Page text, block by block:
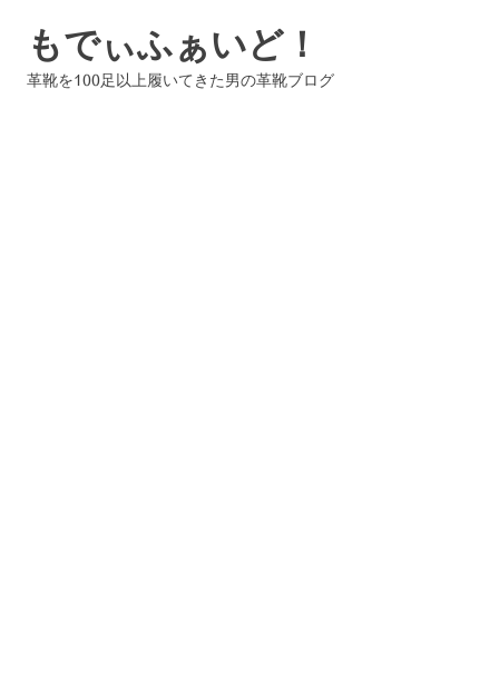
もでぃふぁいど！
革靴を100足以上履いてきた男の革靴ブログ